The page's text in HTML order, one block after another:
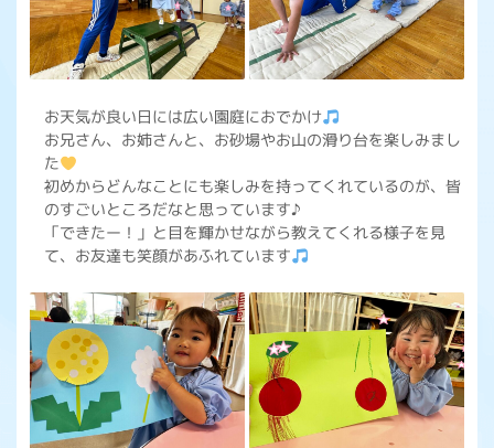
お天気が良い日には広い園庭におでかけ
お兄さん、お姉さんと、お砂場やお山の滑り台を楽しみまし
た
初めからどんなことにも楽しみを持ってくれているのが、皆
のすごいところだなと思っています♪
「できたー！」と目を輝かせながら教えてくれる様子を見
て、お友達も笑顔があふれています